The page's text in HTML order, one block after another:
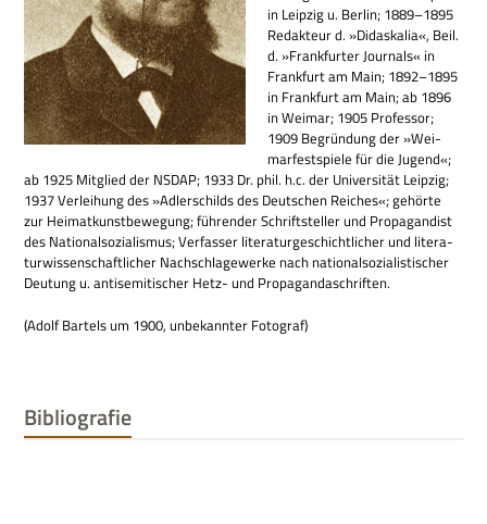
in Leip­zig u. Ber­lin; 1889–1895
Redak­teur d. »Didas­ka­lia«, Beil.
d. »Frank­fur­ter Jour­nals« in
Frank­furt am Main; 1892–1895
in Frank­furt am Main; ab 1896
in Wei­mar; 1905 Pro­fes­sor;
1909 Begrün­dung der »Wei­
mar­fest­spiele für die Jugend«;
ab 1925 Mit­glied der NSDAP; 1933 Dr. phil. h.c. der Uni­ver­si­tät Leip­zig;
1937 Ver­lei­hung des »Adler­schilds des Deut­schen Rei­ches«; gehörte
zur Hei­mat­kunst­be­we­gung; füh­ren­der Schrift­stel­ler und Pro­pa­gan­dist
des Natio­nal­so­zia­lis­mus; Ver­fas­ser lite­ra­tur­ge­schicht­li­cher und lite­ra­
tur­wis­sen­schaft­li­cher Nach­schla­ge­werke nach natio­nal­so­zia­li­sti­scher
Deu­tung u. anti­se­mi­ti­scher Hetz- und Propagandaschriften.
(Adolf Bartels um 1900, unbe­kann­ter Fotograf)
Bibliografie